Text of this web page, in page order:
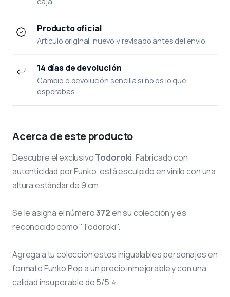
Producto oficial
Artículo original, nuevo y revisado antes del envío.
14 días de devolución
Cambio o devolución sencilla si no es lo que
esperabas.
Acerca de este producto
Descubre el exclusivoTodoroki. Fabricado con
autenticidad por Funko, está esculpido en vinilo con una
altura estándar de 9 cm.
Se le asigna el número372en su colección y es
reconocido como "Todoroki".
Agrega a tu colección estos inigualables personajes en
formato Funko Pop a un precio inmejorable y con una
calidad insuperable de 5/5 ⭐.